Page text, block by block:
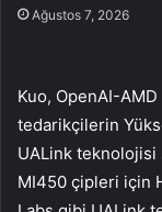
Ağustos 7, 2026
Kuo, OpenAI-
tedarikçilerin
UALink teknolojisi
MI450 çipleri için